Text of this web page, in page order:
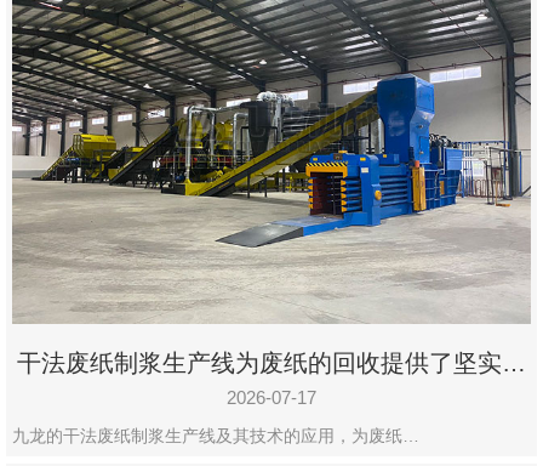
公
司
豫
ICP
备
19020390
号-1
干法废纸制浆生产线为废纸的回收提供了坚实的
保障
2026-07-17
九龙的干法废纸制浆生产线及其技术的应用，为废纸…